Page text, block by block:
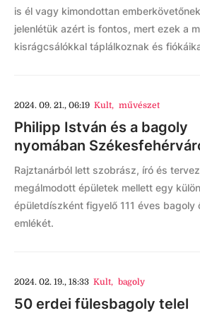
is él vagy kimondottan
jelenlétük azért is fontos, mert ezek a
kisrágcsálókkal táplálkoznak és
2024. 09. 21., 06:19 Kult, művészet
Philipp István és a bagoly
nyomában
Rajztanárból lett szobrász, író és
megálmodott épületek mellett egy
épületdíszként figyelő 111 éves bagoly
emlékét.
2024. 02. 19., 18:33 Kult, bagoly
50 erdei fülesbagoly telel